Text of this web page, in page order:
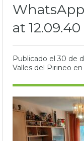
at 12.09.40
Publicado el 30 de
Valles del Pirineo en